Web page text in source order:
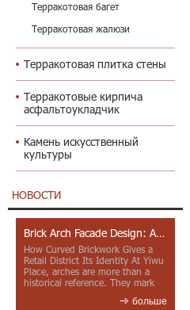
Терракотовая багет
Терракотовая жалюзи
Терракотовая плитка стены
Терракотовые кирпича
асфальтоукладчик
Камень искусственный
культуры
НОВОСТИ
Brick Arch Facade Design: A Closer Look at Yiwu Place
How Curved Brickwork Gives a
Retail District Its Identity At Yiwu
Place, arches are more than a
historical reference. They mark
больше